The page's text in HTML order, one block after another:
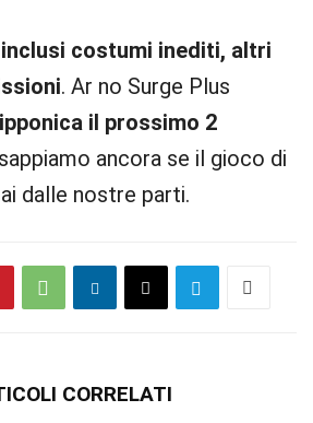
costumi inediti, altri
. Ar no Surge Plus
il prossimo 2
ancora se il gioco di
dalle nostre parti.
CORRELATI